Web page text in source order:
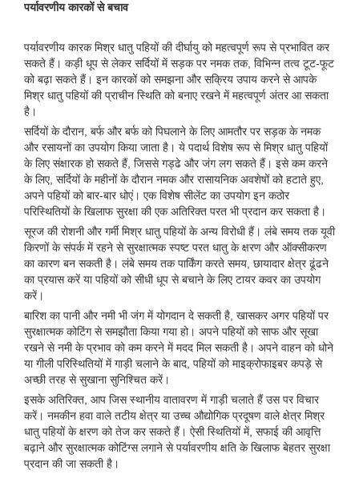
पर्यावरणीय कारकों से बचाव
पर्यावरणीय कारक मिश्र धातु पहियों की दीर्घायु को महत्वपूर्ण रूप से प्रभावित कर
सकते हैं। कड़ी धूप से लेकर सर्दियों में सड़क पर नमक तक, विभिन्न तत्व टूट-फूट
को बढ़ा सकते हैं। इन कारकों को समझना और सक्रिय उपाय करने से आपके
मिश्र धातु पहियों की प्राचीन स्थिति को बनाए रखने में महत्वपूर्ण अंतर आ सकता
है।
सर्दियों के दौरान, बर्फ और बर्फ को पिघलाने के लिए आमतौर पर सड़क के नमक
और रसायनों का उपयोग किया जाता है। ये पदार्थ विशेष रूप से मिश्र धातु पहियों
के लिए संक्षारक हो सकते हैं, जिससे गड्ढे और जंग लग सकते हैं। इसे कम करने
के लिए, सर्दियों के महीनों के दौरान नमक और रासायनिक अवशेषों को हटाते हुए,
अपने पहियों को बार-बार धोएं। एक विशेष सीलेंट का उपयोग इन कठोर
परिस्थितियों के खिलाफ सुरक्षा की एक अतिरिक्त परत भी प्रदान कर सकता है।
सूरज की रोशनी और गर्मी मिश्र धातु पहियों के अन्य विरोधी हैं। लंबे समय तक यूवी
किरणों के संपर्क में रहने से सुरक्षात्मक स्पष्ट परत धातु के क्षरण और ऑक्सीकरण
का कारण बन सकती है। लंबे समय तक पार्किंग करते समय, छायादार क्षेत्र ढूंढने
का प्रयास करें या पहियों को सीधी धूप से बचाने के लिए टायर कवर का उपयोग
करें।
बारिश का पानी और नमी भी जंग में योगदान दे सकती है, खासकर अगर पहियों पर
सुरक्षात्मक कोटिंग से समझौता किया गया हो। अपने पहियों को साफ और सूखा
रखने से नमी के प्रभाव को कम करने में मदद मिल सकती है। अपने वाहन को धोने
या गीली परिस्थितियों में गाड़ी चलाने के बाद, पहियों को माइक्रोफाइबर कपड़े से
अच्छी तरह से सुखाना सुनिश्चित करें।
इसके अतिरिक्त, आप जिस स्थानीय वातावरण में गाड़ी चलाते हैं उस पर विचार
करें। नमकीन हवा वाले तटीय क्षेत्र या उच्च औद्योगिक प्रदूषण वाले क्षेत्र मिश्र
धातु पहियों के क्षरण को तेज कर सकते हैं। ऐसी स्थितियों में, सफाई की आवृत्ति
बढ़ाने और सुरक्षात्मक कोटिंग्स लगाने से पर्यावरणीय क्षति के खिलाफ बेहतर सुरक्षा
प्रदान की जा सकती है।